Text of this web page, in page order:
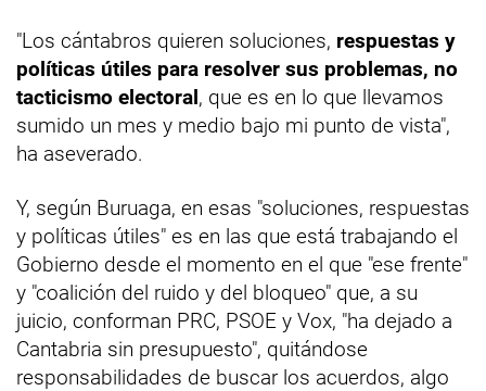
"Los cántabros quieren soluciones, respuestas y
políticas útiles para resolver sus problemas, no
tacticismo electoral, que es en lo que llevamos
sumido un mes y medio bajo mi punto de vista",
ha aseverado.
Y, según Buruaga, en esas "soluciones, respuestas
y políticas útiles" es en las que está trabajando el
Gobierno desde el momento en el que "ese frente"
y "coalición del ruido y del bloqueo" que, a su
juicio, conforman PRC, PSOE y Vox, "ha dejado a
Cantabria sin presupuesto", quitándose
responsabilidades de buscar los acuerdos, algo